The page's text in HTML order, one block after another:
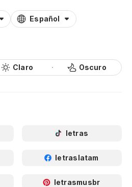
Español
Claro Oscuro
letras
letraslatam
letrasmusbr